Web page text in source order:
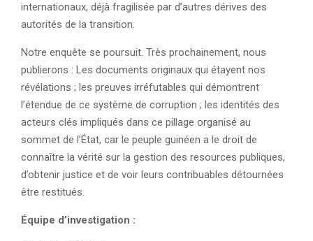
internationaux, déjà fragilisée par d’autres dérives des
autorités de la transition.
Notre enquête se poursuit. Très prochainement, nous
publierons : Les documents originaux qui étayent nos
révélations ; les preuves irréfutables qui démontrent
l’étendue de ce système de corruption ; les identités des
acteurs clés impliqués dans ce pillage organisé au
sommet de l’État, car le peuple guinéen a le droit de
connaître la vérité sur la gestion des resources publiques,
d’obtenir justice et de voir leurs contribuables détournées
être restitués.
Équipe d’investigation :